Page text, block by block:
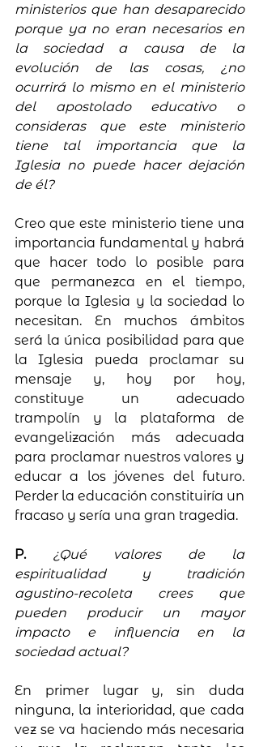
ministerios que han desaparecido
porque ya no eran necesarios en
la sociedad a causa de la
evolución de las cosas, ¿no
ocurrirá lo mismo en el ministerio
del apostolado educativo o
consideras que este ministerio
tiene tal importancia que la
Iglesia no puede hacer dejación
de él?
Creo que este ministerio tiene una
importancia fundamental y habrá
que hacer todo lo posible para
que permanezca en el tiempo,
porque la Iglesia y la sociedad lo
necesitan. En muchos ámbitos
será la única posibilidad para que
la Iglesia pueda proclamar su
mensaje y, hoy por hoy,
constituye un adecuado
trampolín y la plataforma de
evangelización más adecuada
para proclamar nuestros valores y
educar a los jóvenes del futuro.
Perder la educación constituiría un
fracaso y sería una gran tragedia.
P. ¿Qué valores de la
espiritualidad y tradición
agustino-recoleta crees que
pueden producir un mayor
impacto e influencia en la
sociedad actual?
En primer lugar y, sin duda
ninguna, la interioridad, que cada
vez se va haciendo más necesaria